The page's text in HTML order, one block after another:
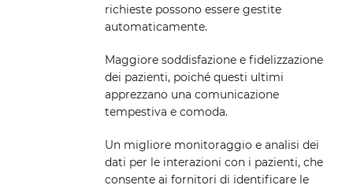
richieste possono essere gestite
automaticamente.
Maggiore soddisfazione e fidelizzazione
dei pazienti, poiché questi ultimi
apprezzano una comunicazione
tempestiva e comoda.
Un migliore monitoraggio e analisi dei
dati per le interazioni con i pazienti, che
consente ai fornitori di identificare le